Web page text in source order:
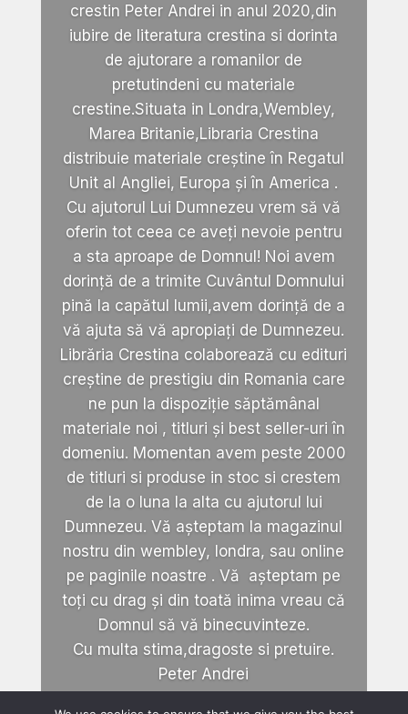
crestin Peter Andrei in anul 2020,din
iubire de literatura crestina si dorinta
de ajutorare a romanilor de
pretutindeni cu materiale
crestine.Situata in Londra,Wembley,
Marea Britanie,Libraria Crestina
distribuie materiale creștine în Regatul
Unit al Angliei, Europa și în America .
Cu ajutorul Lui Dumnezeu vrem să vă
oferin tot ceea ce aveți nevoie pentru
a sta aproape de Domnul! Noi avem
dorință de a trimite Cuvântul Domnului
pină la capătul lumii,avem dorință de a
vă ajuta să vă apropiați de Dumnezeu.
Librăria Crestina colaborează cu edituri
creștine de prestigiu din Romania care
ne pun la dispoziție săptămânal
materiale noi , titluri și best seller-uri în
domeniu. Momentan avem peste 2000
de titluri si produse in stoc si crestem
de la o luna la alta cu ajutorul lui
Dumnezeu. Vă așteptam la magazinul
nostru din wembley, londra, sau online
pe paginile noastre . Vă așteptam pe
toți cu drag și din toată inima vreau că
Domnul să vă binecuvinteze.
Cu multa stima,dragoste si pretuire.
Peter Andrei